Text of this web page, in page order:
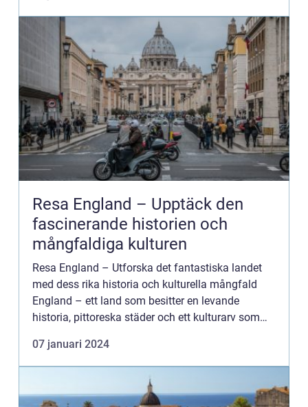
Resa England – Upptäck den
fascinerande historien och
mångfaldiga kulturen
Resa England – Utforska det fantastiska landet
med dess rika historia och kulturella mångfald
England – ett land som besitter en levande
historia, pittoreska städer och ett kulturarv som
07 januari 2024